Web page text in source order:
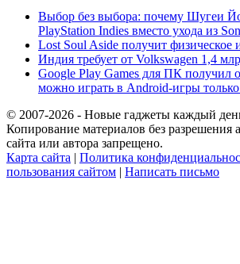
Выбор без выбора: почему Шугеи
PlayStation Indies вместо ухода из
Lost Soul Aside получит физическое
Индия требует от Volkswagen 1,4
Google Play Games для ПК получил
можно играть в Android-игры только
© 2007-2026 - Новые гаджеты каждый
Копирование материалов без разрешения
сайта или автора запрещено.
Карта сайта | Политика
пользования сайтом | Написать письмо